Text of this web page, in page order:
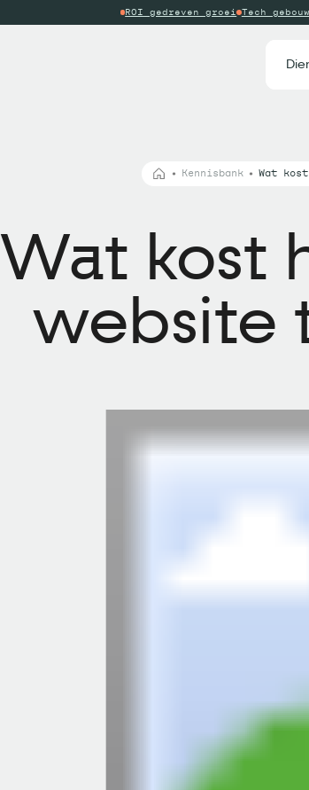
ROI gedreven groei Tech
Kennisbank Wat
Wat kost
website